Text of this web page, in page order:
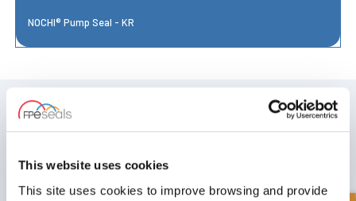
This website uses cookies
This site uses cookies to improve browsing and provide
NOCHI® Pump Seal - KR
MELD DEG PÅ VÅRT NYHETSBREV